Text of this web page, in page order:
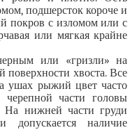
подшерсток короче и
покров с изломом или с
или мягкая крайне
или «гризли» на
поверхности хвоста. Все
ушах рыжий цвет часто
части головы
На нижней части груди
допускается наличие